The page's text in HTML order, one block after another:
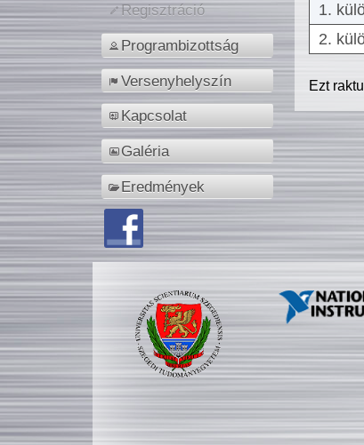
Regisztráció
Programbizottság
Versenyhelyszín
Kapcsolat
Galéria
Eredmények
1.
2.
Ezt